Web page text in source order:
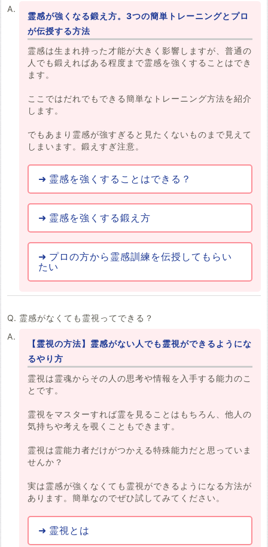
霊感が強くなる鍛え方。3つの簡単トレーニングとプロ
が伝授する方法
霊感は生まれ持った才能が大きく影響しますが、普通の
人でも鍛えればある程度まで霊感を強くすることはでき
ます。
ここではだれでもできる簡単なトレーニング方法を紹介
します。
でもあまり霊感が強すぎると見たくないものまで見えて
しまいます。鍛えすぎ注意。
霊感を強くすることはできる？
霊感を強くする鍛え方
プロの方から霊感訓練を伝授してもらい
たい
霊感がなくても霊視ってできる？
【霊視の方法】霊感がない人でも霊視ができるようにな
るやり方
霊視は霊魂からその人の思考や情報を入手する能力のこ
とです。
霊視をマスターすれば霊を見ることはもちろん、他人の
気持ちや考えを覗くこともできます。
霊視は霊能力者だけがつかえる特殊能力だと思っていま
せんか？
実は霊感が強くなくても霊視ができるようになる方法が
あります。簡単なのでぜひ試してみてください。
霊視とは